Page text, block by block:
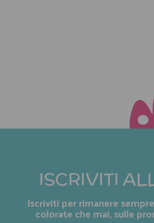
ISCRIVITI
Iscriviti per rimanere
colorate che mai, sulle